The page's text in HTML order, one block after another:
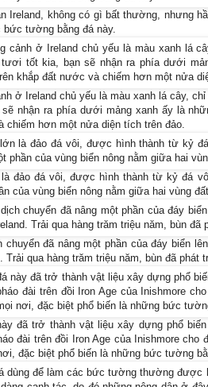
Ireland, không có gì bất thường, nhưng
bức tường bằng đá này.
ở Ireland chủ yếu là màu xanh lá cây,
nhận ra phía dưới mảng xanh ấy là
chiếm hơn một nửa diện tích trên đảo.
là đảo đá vôi, được hình thành từ kỷ đá
của vùng biển nông nằm giữa hai vùng
chuyển đã nâng một phần của đáy biển
Trải qua hàng trăm triệu năm, bùn đã
đã trở thành vật liệu xây dựng phổ
đài trên đồi Iron Age của Inishmore
đặc biệt phổ biến là những bức tường